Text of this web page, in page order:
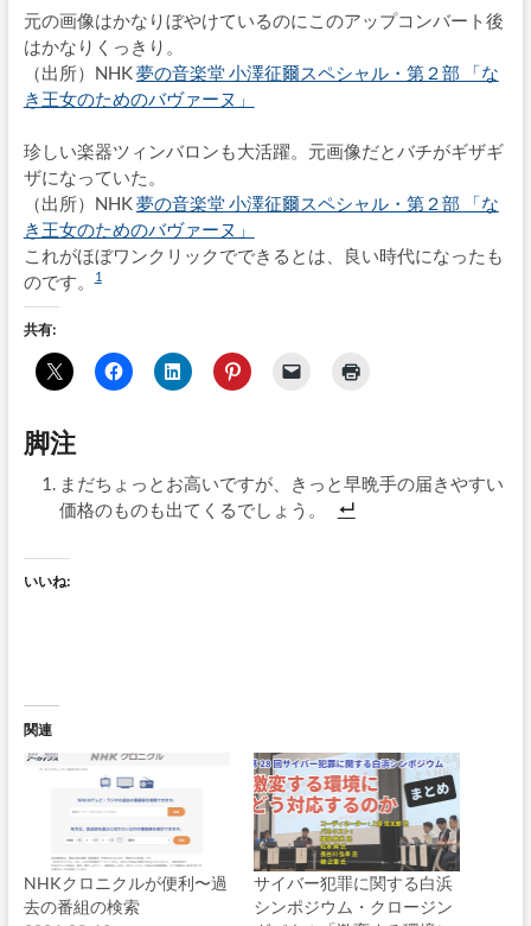
元の画像はかなりぼやけているのにこのアップコンバート後
はかなりくっきり。
（出所）NHK夢の音楽堂 小澤征爾スペシャル・第２部 「な
き王女のためのバヴァーヌ」
珍しい楽器ツィンバロンも大活躍。元画像だとバチがギザギ
ザになっていた。
（出所）NHK夢の音楽堂 小澤征爾スペシャル・第２部 「な
き王女のためのバヴァーヌ」
これがほぼワンクリックでできるとは、良い時代になったも
のです。1
共有:
脚注
まだちょっとお高いですが、きっと早晩手の届きやすい
価格のものも出てくるでしょう。
いいね:
関連
NHKクロニクルが便利〜過
去の番組の検索
サイバー犯罪に関する白浜
シンポジウム・クロージン